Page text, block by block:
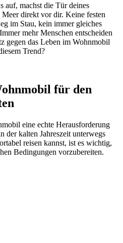
auf, machst die Tür deines
direkt vor dir. Keine festen
im Stau, kein immer gleiches
mehr Menschen entscheiden
gegen das Leben im Wohnmobil
Trend?
für den
eine echte Herausforderung
der kalten Jahreszeit unterwegs
reisen kannst, ist es wichtig,
Bedingungen vorzubereiten.